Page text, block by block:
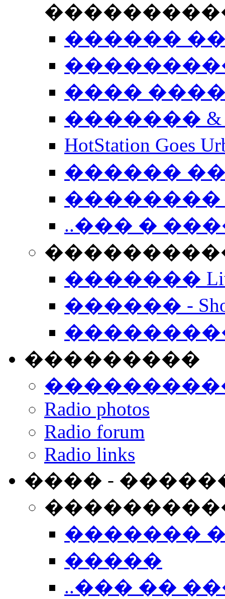
������
����
�������
HotStation
������
��������
..��� �
����������
�������
������ -
���������
Radio photos
Radio forum
Radio links
���� -
�������
�����
..��� ��